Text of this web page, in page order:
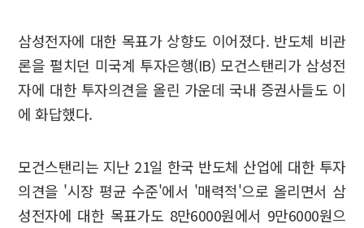
삼성전자에 대한 목표가 상향도 이어졌다. 반도체 비관
론을 펼치던 미국계 투자은행(IB) 모건스탠리가 삼성전
자에 대한 투자의견을 올린 가운데 국내 증권사들도 이
에 화답했다.
모건스탠리는 지난 21일 한국 반도체 산업에 대한 투자
의견을 '시장 평균 수준'에서 '매력적'으로 올리면서 삼
성전자에 대한 목표가도 8만6000원에서 9만6000원으